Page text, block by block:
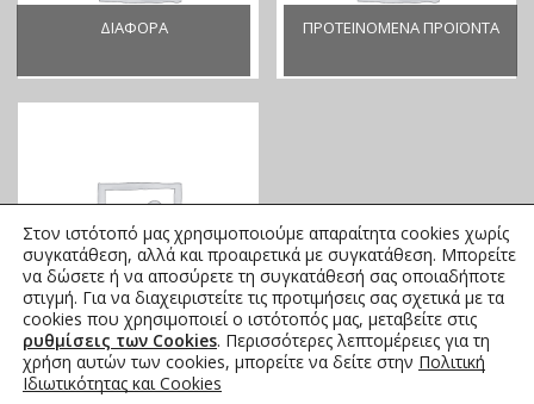
ΔΙΑΦΟΡΑ ΠΡΟΤΕΙΝΌΜΕΝΑ ΠΡΟΪΌΝΤΑ
ΚΕΝΤΡΙΚΌ ΜΕΝΟΎ
Στον ιστότοπό μας χρησιμοποιούμε απαραίτητα cookies χωρίς
συγκατάθεση, αλλά και προαιρετικά με συγκατάθεση. Μπορείτε
να δώσετε ή να αποσύρετε τη συγκατάθεσή σας οποιαδήποτε
στιγμή. Για να διαχειριστείτε τις προτιμήσεις σας σχετικά με τα
cookies που χρησιμοποιεί ο ιστότοπός μας, μεταβείτε στις
ρυθμίσεις των Cookies. Περισσότερες λεπτομέρειες για τη
χρήση αυτών των cookies, μπορείτε να δείτε στην Πολιτική
Ιδιωτικότητας και Cookies